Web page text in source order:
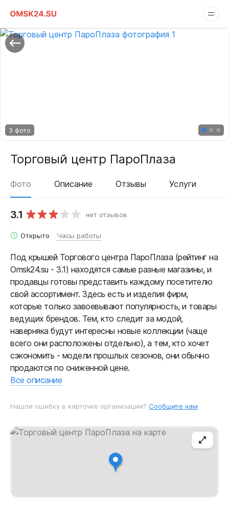
Торговый центр ПароПлаза
Фото Описание Отзывы Услуги
3.1 нет отзывов
Часы работы
Открыто
3 фото
Под крышей Торгового центра ПароПлаза (рейтинг на
Omsk24.su - 3.1) находятся самые разные магазины, и
продавцы готовы представить каждому посетителю
свой ассортимент. Здесь есть и изделия фирм,
которые только завоевывают популярность, и товары
ведущих брендов. Тем, кто следит за модой,
наверняка будут интересны новые коллекции (чаще
всего они расположены отдельно), а тем, кто хочет
сэкономить - модели прошлых сезонов, они обычно
продаются по сниженной цене.
Все описание
Нашли ошибку в карточке организации? Сообщите нам